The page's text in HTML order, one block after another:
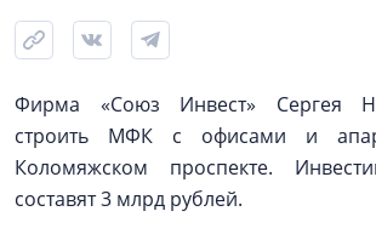
Фирма «Союз Инвест» Сергея
строить МФК с офисами и
Коломяжском проспекте.
составят 3 млрд рублей.